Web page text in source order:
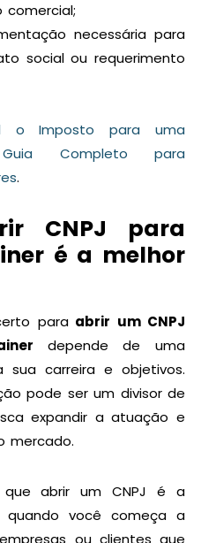
necessária para
social ou requerimento
o Imposto para uma
Completo para
.
CNPJ para
é a melhor
paraabrir um CNPJ
depende de uma
sua carreira e objetivos.
pode ser um divisor de
expandir a atuação e
mercado.
abrir um CNPJ é a
quando você começa a
ou clientes que